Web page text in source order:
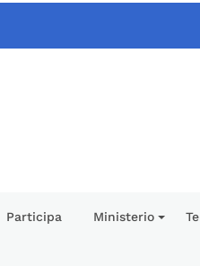
Participa Ministerio